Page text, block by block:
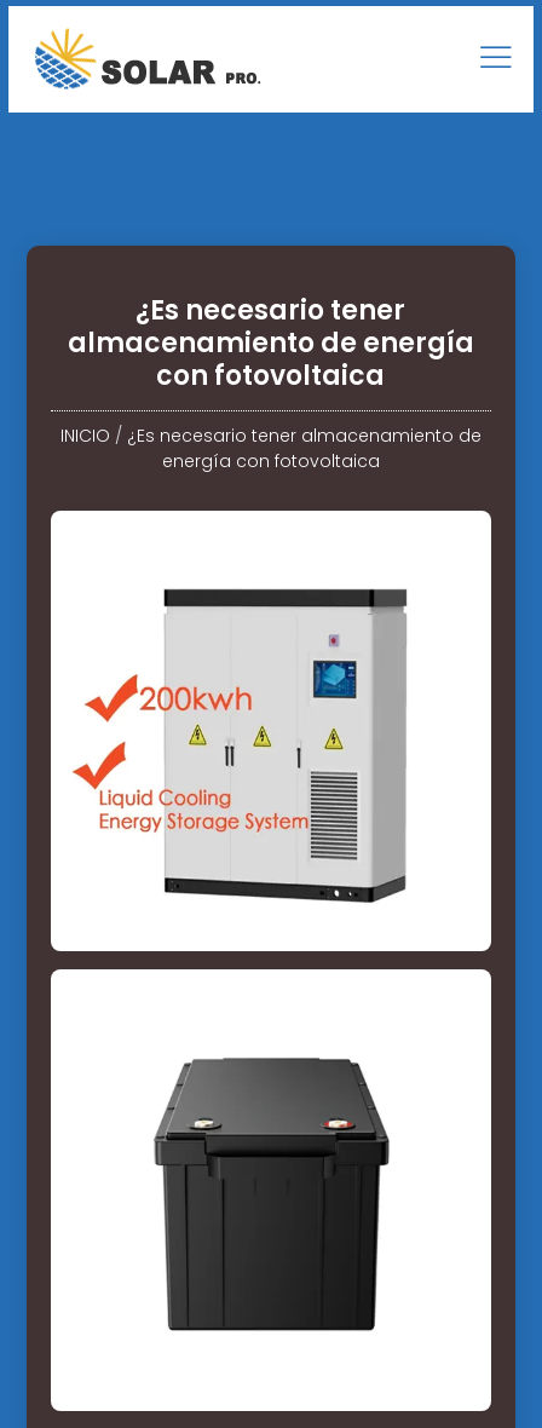
¿Es necesario tener
almacenamiento de energía
con fotovoltaica
INICIO / ¿Es necesario tener almacenamiento de
energía con fotovoltaica